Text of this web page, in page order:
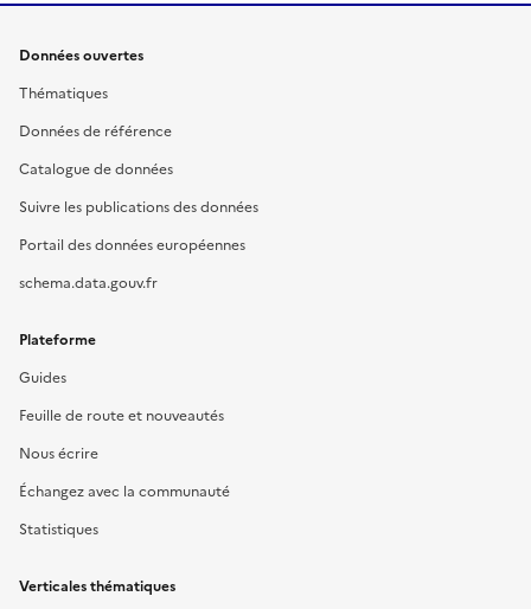
Données ouvertes
Thématiques
Données de référence
Catalogue de données
Suivre les publications des données
Portail des données européennes
schema.data.gouv.fr
Plateforme
Guides
Feuille de route et nouveautés
Nous écrire
Échangez avec la communauté
Statistiques
Verticales thématiques